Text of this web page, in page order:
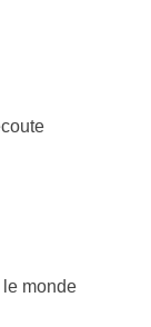
monde